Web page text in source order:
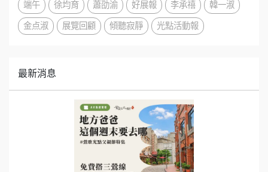
端午
徐均育 蕭劭渝 好展報 李承禧
韓一淑
金点淑
展覽回顧 傾聽寂靜 光點活動報
最新消息